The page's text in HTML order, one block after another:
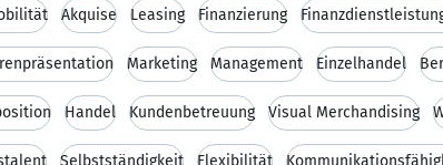
Akquise Leasing Finanzierung
Marketing Management Einzelhandel
Handel Kundenbetreuung Visual Merchandising
Selbstständigkeit Flexibilität